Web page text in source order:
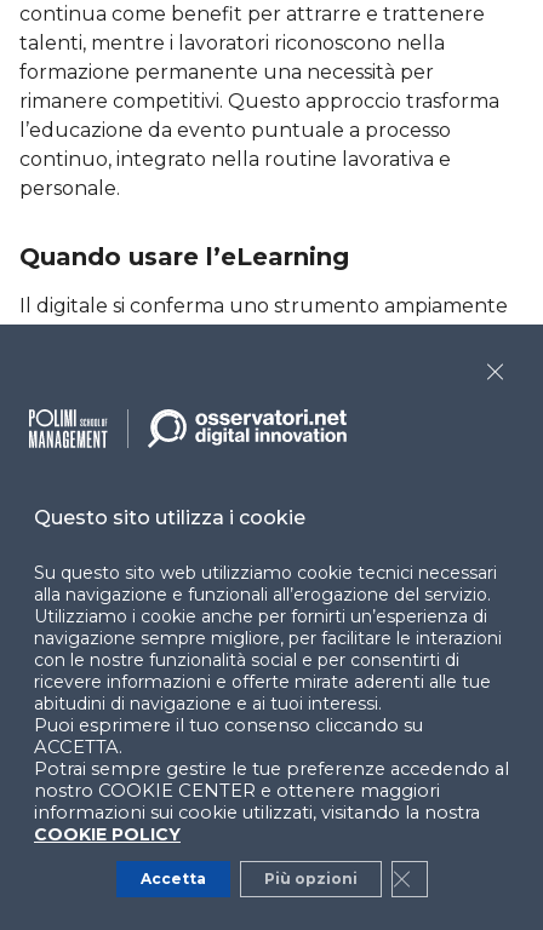
continua come benefit per attrarre e trattenere
talenti, mentre i lavoratori riconoscono nella
formazione permanente una necessità per
rimanere competitivi. Questo approccio trasforma
l’educazione da evento puntuale a processo
continuo, integrato nella routine lavorativa e
personale.
Quando usare l’eLearning
Il digitale si conferma uno strumento ampiamente
della formazione obbligatoria e delle abilità
linguistiche le piattaforme digitali raggiungono
osserva un divario tra diffusione e reale utilità
delle competenze soft, come il public speaking:
sebbene il digitale venga largamente impiegato,
percezione di efficacia risulta inferiore rispetto
ad altre tipologie di competenze.
D’altra parte, per lecompetenze tecniche
l’uso di un software,il digitale è molto utile
ripetere un’attività guardando video tutorial
quante volte si vuole. Al contrario, per le soft skill,
che richiedono una forte dimensione relazionale, la
formazione in presenza rimane in molti casi più
efficace. Ciò però non significa escludere il digitale:
Questo sito utilizza i cookie
Su questo sito web utilizziamo cookie tecnici necessari
alla navigazione e funzionali all’erogazione del servizio.
Utilizziamo i cookie anche per fornirti un’esperienza di
navigazione sempre migliore, per facilitare le interazioni
con le nostre funzionalità social e per consentirti di
ricevere informazioni e offerte mirate aderenti alle tue
abitudini di navigazione e ai tuoi interessi.
Puoi esprimere il tuo consenso cliccando su
ACCETTA.
Potrai sempre gestire le tue preferenze accedendo al
nostro COOKIE CENTER e ottenere maggiori
informazioni sui cookie utilizzati, visitando la nostra
COOKIE POLICY
Accetta Più opzioni Close GDPR